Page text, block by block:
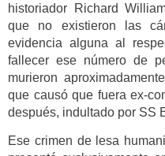
historiador Richard
que no existieron las
evidencia alguna al
fallecer ese número de
murieron
que causó que fuera ex-
después, indultado por SS
Ese crimen de lesa